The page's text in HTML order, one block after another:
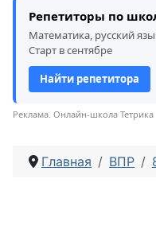
Репетиторы по
Математика, русский
Старт в сентябре
Найти репетитора
Реклама. Онлайн-школа Тетрика
Главная ВПР